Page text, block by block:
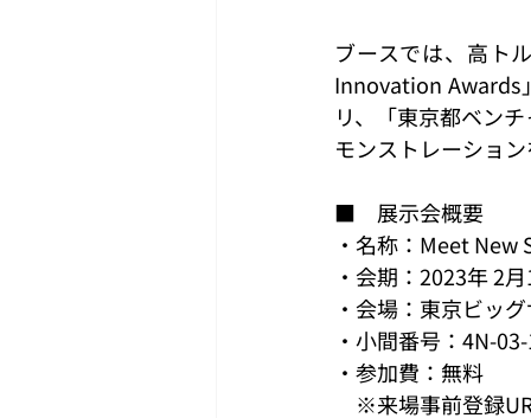
ブースでは、高ト
Innovation Awards
リ、「東京都ベン
モンストレーショ
■　展示会概要
・名称：Meet
・会期：2023年 2
・会場：東京ビッ
・小間番号：4N-
・参加費：無料
※来場事前登録